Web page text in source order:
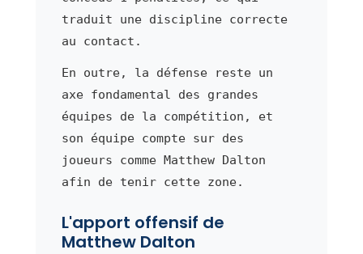
traduit une discipline correcte
au contact.
En outre, la défense reste un
axe fondamental des grandes
équipes de la compétition, et
son équipe compte sur des
joueurs comme Matthew Dalton
afin de tenir cette zone.
L'apport offensif de
Matthew Dalton